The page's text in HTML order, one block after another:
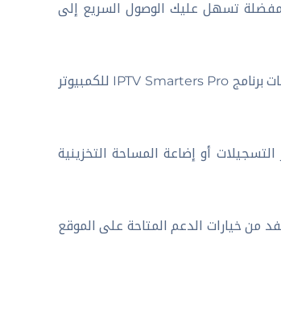
تسهل عليك الوصول السريع إلى
تأكد من أن جهاز الكمبيوتر الخاص بك يتوافق مع متطلبات برنامج IPTV Smarters Pro للكمبيوتر
أو إضاعة المساحة التخزينية
من خيارات الدعم المتاحة على الموقع